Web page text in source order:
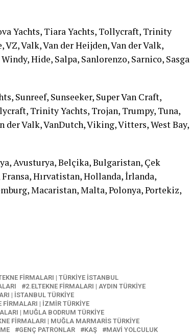
Yachts, Tiara Yachts, Tollycraft, Trinity
Valk, Van der Heijden, Van der Valk,
Hide, Salpa, Sanlorenzo, Sarnico, Sasga
Sunreef, Sunseeker, Super Van Craft,
Trinity Yachts, Trojan, Trumpy, Tuna,
der Valk, VanDutch, Viking, Vitters, West Bay,
Avusturya, Belçika, Bulgaristan, Çek
Hırvatistan, Hollanda, İrlanda,
Macaristan, Malta, Polonya, Portekiz,
FIRMALARI | TÜRKIYE İSTANBUL
2.ELTEKNE FIRMALARI | AYDIN TÜRKİYE
| İSTANBUL TÜRKİYE
FIRMALARI | İZMİR TÜRKİYE
| MUĞLA BODRUM TÜRKİYE
FIRMALARI | MUĞLA MARMARİS TÜRKİYE
GENÇ PATRONLAR KAŞ
MAVİ YOLCULUK